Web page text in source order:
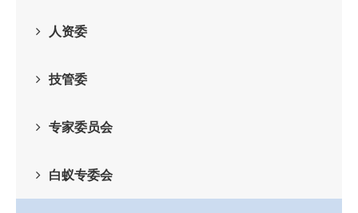
人资委
技管委
专家委员会
白蚁专委会